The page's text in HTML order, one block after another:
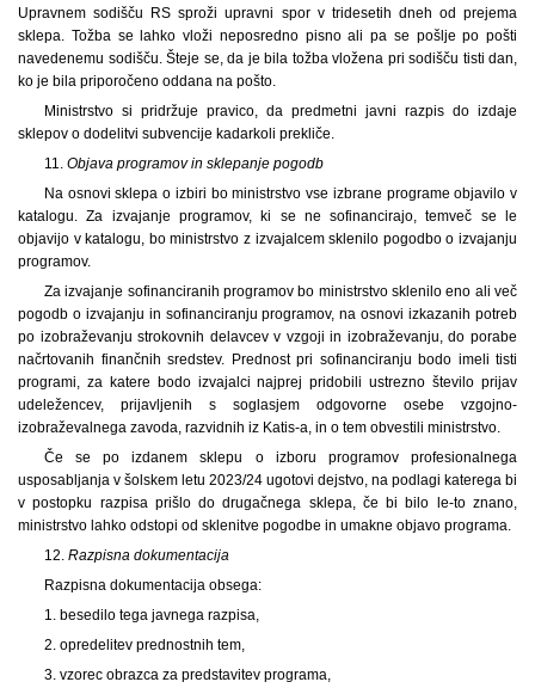
Upravnem sodišču RS sproži upravni spor v tridesetih dneh od prejema
sklepa. Tožba se lahko vloži neposredno pisno ali pa se pošlje po pošti
navedenemu sodišču. Šteje se, da je bila tožba vložena pri sodišču tisti dan,
ko je bila priporočeno oddana na pošto.
Ministrstvo si pridržuje pravico, da predmetni javni razpis do izdaje
sklepov o dodelitvi subvencije kadarkoli prekliče.
11. Objava programov in sklepanje pogodb
Na osnovi sklepa o izbiri bo ministrstvo vse izbrane programe objavilo v
katalogu. Za izvajanje programov, ki se ne sofinancirajo, temveč se le
objavijo v katalogu, bo ministrstvo z izvajalcem sklenilo pogodbo o izvajanju
programov.
Za izvajanje sofinanciranih programov bo ministrstvo sklenilo eno ali več
pogodb o izvajanju in sofinanciranju programov, na osnovi izkazanih potreb
po izobraževanju strokovnih delavcev v vzgoji in izobraževanju, do porabe
načrtovanih finančnih sredstev. Prednost pri sofinanciranju bodo imeli tisti
programi, za katere bodo izvajalci najprej pridobili ustrezno število prijav
udeležencev, prijavljenih s soglasjem odgovorne osebe vzgojno-
izobraževalnega zavoda, razvidnih iz Katis-a, in o tem obvestili ministrstvo.
Če se po izdanem sklepu o izboru programov profesionalnega
usposabljanja v šolskem letu 2023/24 ugotovi dejstvo, na podlagi katerega bi
v postopku razpisa prišlo do drugačnega sklepa, če bi bilo le-to znano,
ministrstvo lahko odstopi od sklenitve pogodbe in umakne objavo programa.
12. Razpisna dokumentacija
Razpisna dokumentacija obsega:
1. besedilo tega javnega razpisa,
2. opredelitev prednostnih tem,
3. vzorec obrazca za predstavitev programa,